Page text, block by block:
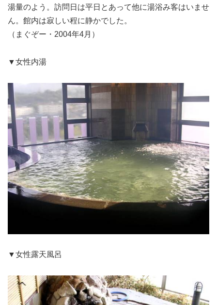
湯量のよう。訪問日は平日とあって他に湯浴み客はいませ
ん。館内は寂しい程に静かでした。
（まぐぞー・2004年4月）
▼女性内湯
▼女性露天風呂